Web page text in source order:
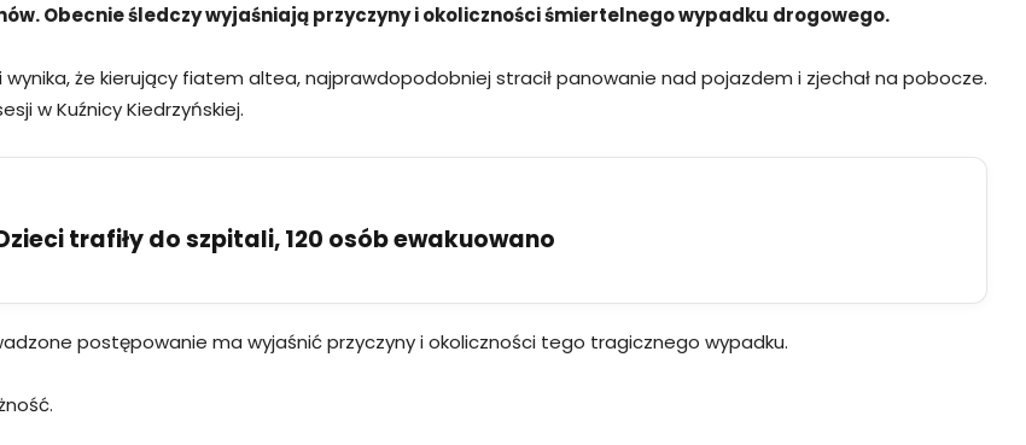
Obecnie śledczy wyjaśniają przyczyny i okoliczności śmiertelnego wypadku drogowego.
że kierujący fiatem altea, najprawdopodobniej stracił panowanie nad pojazdem i zjechał na pobocze.
w Kuźnicy Kiedrzyńskiej.
trafiły do szpitali, 120 osób ewakuowano
postępowanie ma wyjaśnić przyczyny i okoliczności tego tragicznego wypadku.